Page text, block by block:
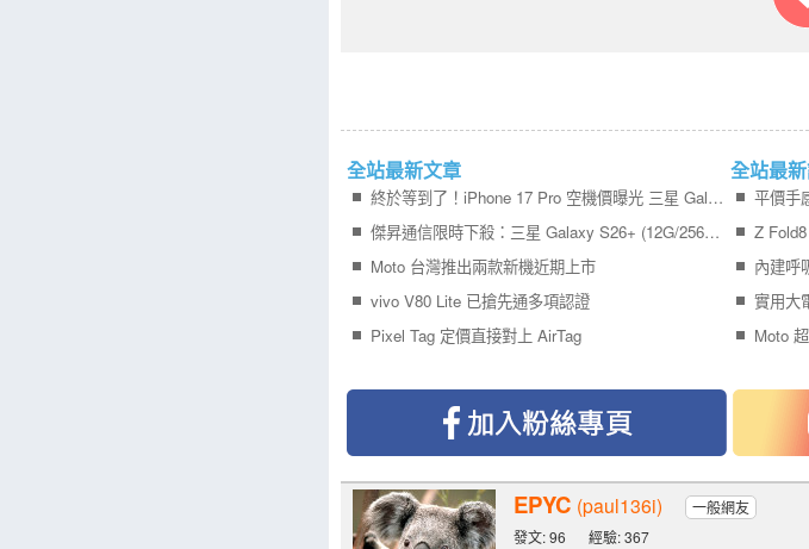
全站最新文章
終於等到了！iPhone 17 Pro 空機價曝光 三星 Galaxy S26+ 狂降近 8 千
傑昇通信限時下殺：三星 Galaxy S26+ (12G/256G) 只要 $29,990 元！(8/6-8/9)
Moto 台灣推出兩款新機近期上市
vivo V80 Lite 已搶先通多項認證
Pixel Tag 定價直接對上 AirTag
全站最
平價手
Z
內建呼
實用大
Moto
EPYC (paul136i)
一般網友
發文: 96
經驗: 367